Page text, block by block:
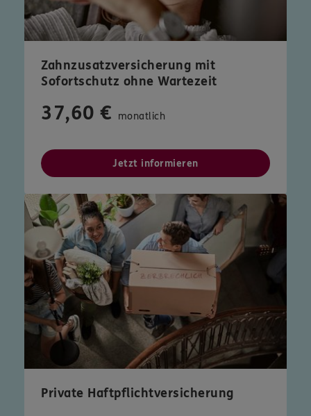
Zahnzusatzversicherung mit
Sofortschutz ohne Wartezeit
37,60 € monatlich
Jetzt informieren
Private Haftpflichtversicherung